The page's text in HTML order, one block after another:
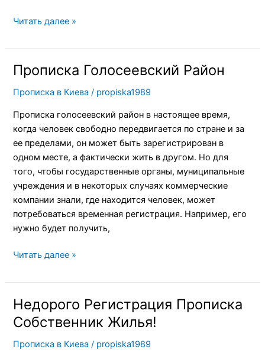
Читать далее »
Прописка Голосеевский Район
Прописка в Киева / propiska1989
Прописка голосеевский район в настоящее время,
когда человек свободно передвигается по стране и за
ее пределами, он может быть зарегистрирован в
одном месте, а фактически жить в другом. Но для
того, чтобы государственные органы, муниципальные
учреждения и в некоторых случаях коммерческие
компании знали, где находится человек, может
потребоваться временная регистрация. Например, его
нужно будет получить,
Прописка
Район
Читать далее »
Недорого Регистрация Прописка
Собственник Жилья!
Прописка в Киева / propiska1989
Недорого
Регистрация
Прописка
Собственник